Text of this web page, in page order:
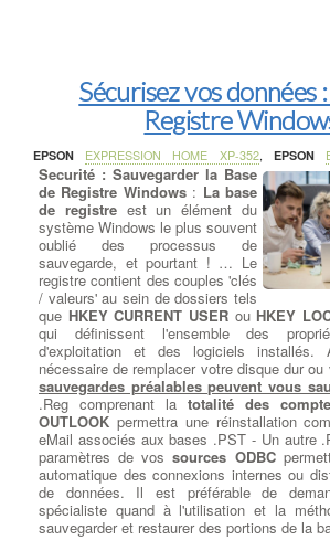
Sécurisez vos données
Registre
Securité : Sauvegarder la Base
de Registre Windows: La base
de registreest un élément du
système Windows le plus souvent
oublié des processus de
sauvegarde, et pourtant ! … Le
registre contient des couples 'clés
/ valeurs' au sein de dossiers tels
que HKEY CURRENT USERou HKEY
qui définissent l'ensemble des
d'exploitation et des logiciels installés.
nécessaire de remplacer votre disque dur ou
sauvegardes préalables peuvent vous
.Reg comprenant la totalité des
OUTLOOK permettra une réinstallation
eMail associés aux bases .PST - Un autre
paramètres de vossources ODBC
automatique des connexions internes ou
de données. Il est préférable de
spécialiste quand à l'utilisation et la
sauvegarder et restaurer des portions de la
EPSON EXPRESSION HOME XP-352, EPSON